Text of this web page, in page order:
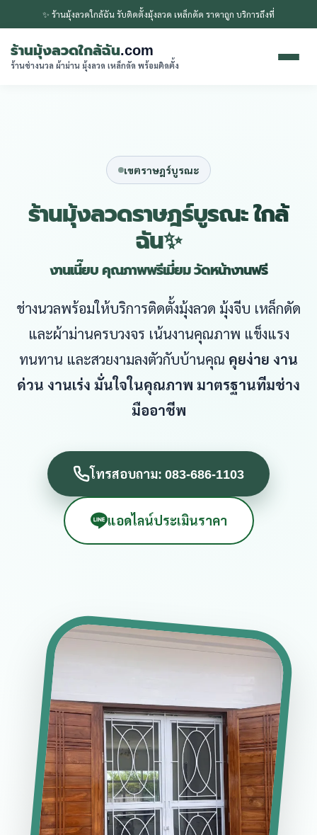
✨ ร้านมุ้งลวดใกล้ฉัน รับติดตั้งมุ้งลวด เหล็กดัด ราคาถูก บริการถึงที่
ร้านมุ้งลวดใกล้ฉัน.com
ร้านช่างนวล ผ้าม่าน มุ้งลวด เหล็กดัด พร้อมติดตั้ง
เขตราษฎร์บูรณะ
ร้านมุ้งลวดราษฎร์บูรณะ ใกล้
ฉัน✨
งานเนี๊ยบ คุณภาพพรีเมี่ยม วัดหน้างานฟรี
ช่างนวลพร้อมให้บริการติดตั้งมุ้งลวด มุ้งจีบ เหล็กดัด
และผ้าม่านครบวงจร เน้นงานคุณภาพ แข็งแรง
ทนทาน และสวยงามลงตัวกับบ้านคุณ คุยง่าย งาน
ด่วน งานเร่ง มั่นใจในคุณภาพ มาตรฐานทีมช่าง
มืออาชีพ
โทรสอบถาม: 083-686-1103
แอดไลน์ประเมินราคา